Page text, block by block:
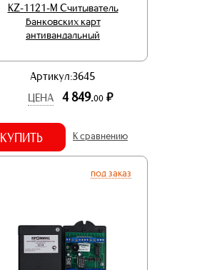
KZ-1121-M Считыватель
банковских карт
антивандальный
Артикул:3645
ЦЕНА
4 849.00 р.
КУПИТЬ К сравнению
под заказ